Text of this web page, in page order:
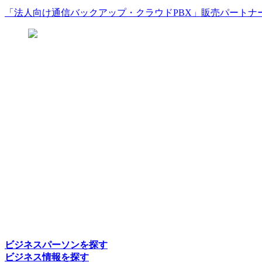
「法人向け通信バックアップ・クラウドPBX」販売パートナ
ビジネスパーソンを探す
ビジネス情報を探す